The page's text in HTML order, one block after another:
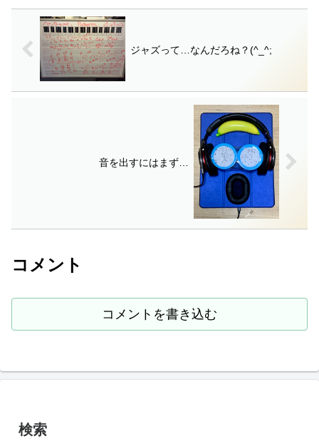
ち。 いかにもスゴイことをして
るように見えるよりも実際はそ
う。 （ちなみに「並べた左右」
実...
つつオタクの深追いをボヤクの
ジャズって…なんだろね？(^_^;
音を出すにはまず…
コメント
コメントを書き込む
検索